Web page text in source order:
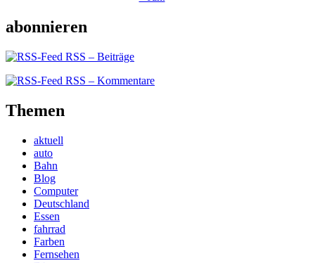
abonnieren
RSS – Beiträge
RSS – Kommentare
Themen
aktuell
auto
Bahn
Blog
Computer
Deutschland
Essen
fahrrad
Farben
Fernsehen